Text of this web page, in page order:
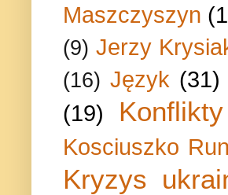
Maszczyszyn
(9) Jerzy
(16) Język (31)
(19) Konflikty
Kosciuszko Run
Kryzys